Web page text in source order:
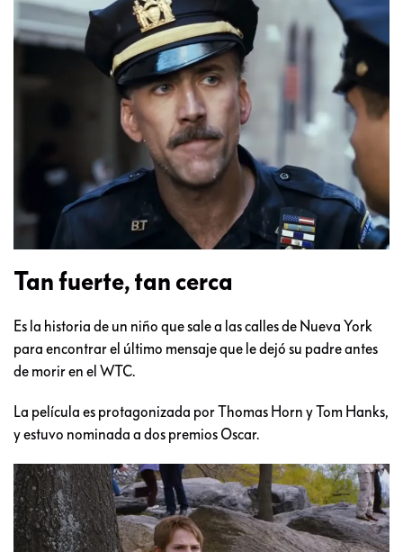
Tan fuerte, tan cerca
Es la historia de un niño que sale a las calles de Nueva York
para encontrar el último mensaje que le dejó su padre antes
de morir en el WTC.
La película es protagonizada por Thomas Horn y Tom Hanks,
y estuvo nominada a dos premios Oscar.